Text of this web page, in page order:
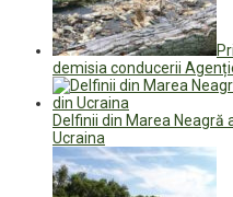
demisia conducerii
Delfinii din Marea
Ucraina